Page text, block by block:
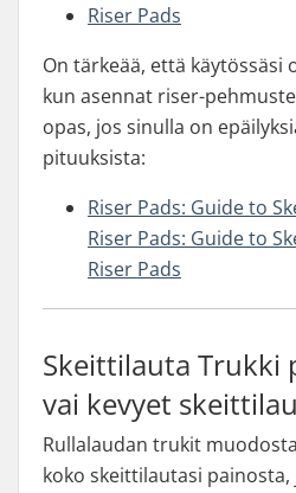
Riser Pads
On tärkeää, että käytössäsi
kun asennat riser-
opas, jos sinulla on
pituuksista:
Riser Pads: Guide to
Riser Pads: Guide to
Riser Pads
Skeittilauta Trukki
vai kevyet
Rullalaudan trukit
koko skeittilautasi